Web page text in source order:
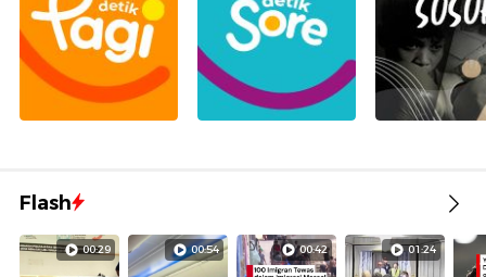
Flash
00:29 00:54 00:42 01:24